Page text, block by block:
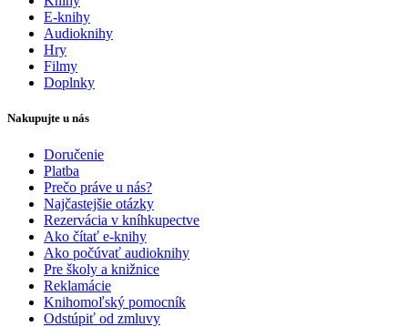
E-knihy
Audioknihy
Hry
Filmy
Doplnky
Nakupujte u nás
Doručenie
Platba
Prečo práve u nás?
Najčastejšie otázky
Rezervácia v kníhkupectve
Ako čítať e-knihy
Ako počúvať audioknihy
Pre školy a knižnice
Reklamácie
Knihomoľský pomocník
Odstúpiť od zmluvy